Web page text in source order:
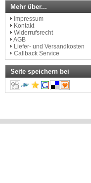
Mehr über...
Impressum
Kontakt
Widerrufsrecht
AGB
Liefer- und Versandkosten
Callback Service
Seite speichern bei